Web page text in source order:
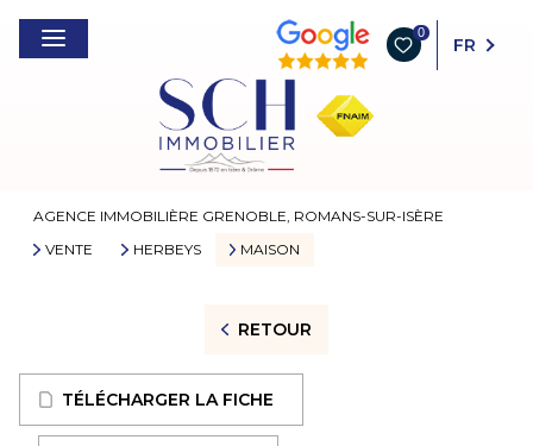
0
FR
AGENCE IMMOBILIÈRE GRENOBLE, ROMANS-SUR-ISÈRE
VENTE
HERBEYS MAISON
RETOUR
TÉLÉCHARGER LA FICHE